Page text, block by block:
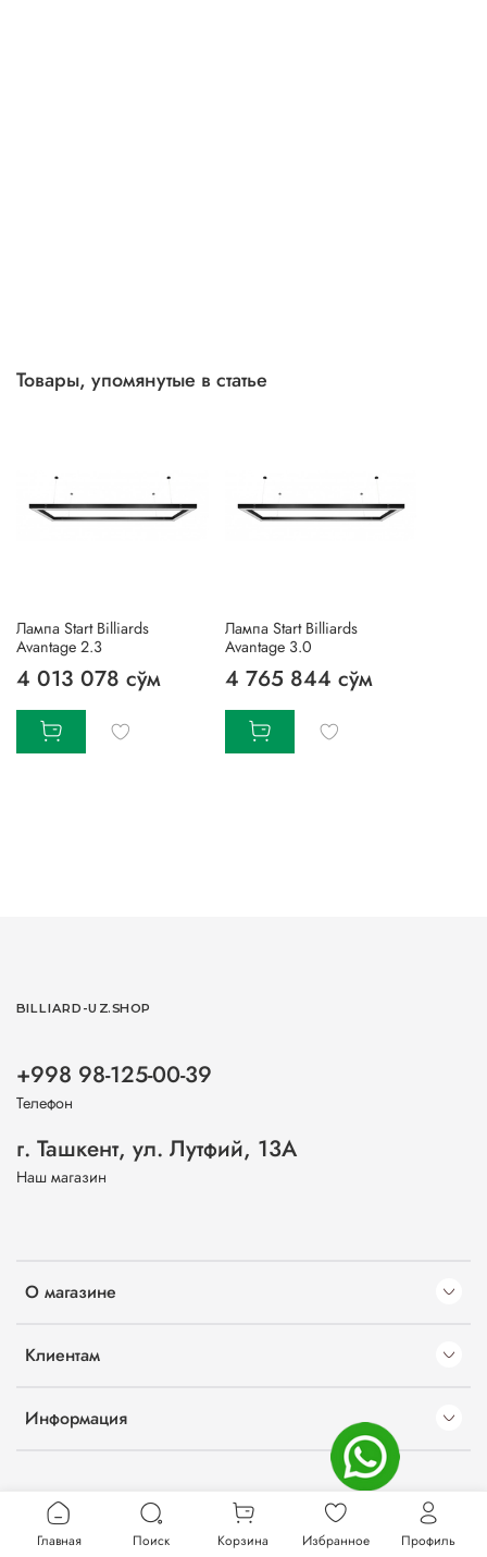
Товары, упомянутые в статье
Лампа Start Billiards
Avantage 2.3
4 013 078 сўм
Лампа Start Billiards
Avantage 3.0
4 765 844 сўм
О магазине
Клиентам
Информация
BILLIARD-UZ.SHOP
+998 98-125-00-39
Телефон
г. Ташкент, ул. Лутфий, 13А
Наш магазин
Главная Поиск Корзина Избранное Профиль